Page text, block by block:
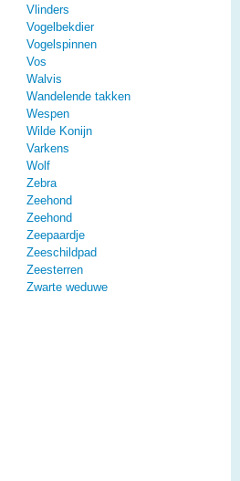
Vlinders
Vogelbekdier
Vogelspinnen
Vos
Walvis
Wandelende takken
Wespen
Wilde Konijn
Varkens
Wolf
Zebra
Zeehond
Zeehond
Zeepaardje
Zeeschildpad
Zeesterren
Zwarte weduwe